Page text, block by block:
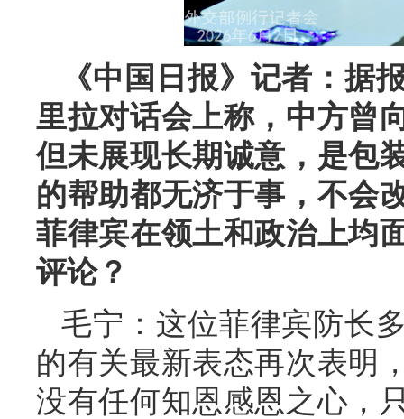
《中国日报》记者：据
里拉对话会上称，中方曾
但未展现长期诚意，是包
的帮助都无济于事，不会
菲律宾在领土和政治上均
评论？
毛宁：这位菲律宾防长
的有关最新表态再次表明
没有任何知恩感恩之心，